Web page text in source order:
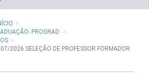
PROGRAD
2026 SELEÇÃO DE PROFESSOR FORMADOR